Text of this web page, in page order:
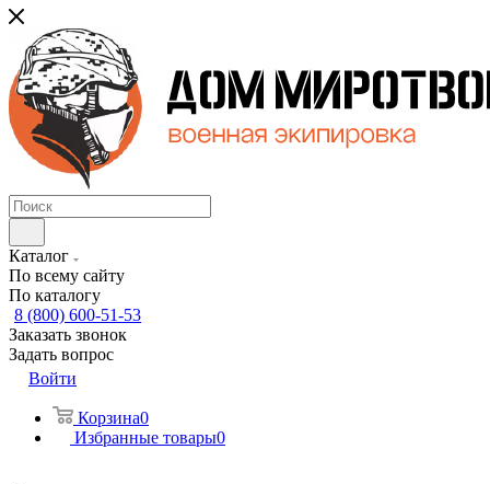
Каталог
По всему сайту
По каталогу
8 (800) 600-51-53
Заказать звонок
Задать вопрос
Войти
Корзина0
Избранные товары0